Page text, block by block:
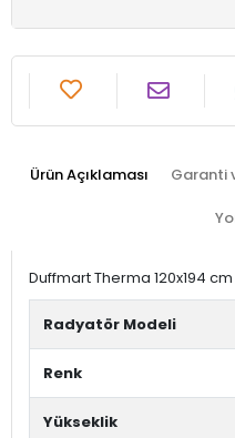
Ürün Açıklaması Garanti
Duffmart Therma 120x194
Radyatör Modeli
Renk
Yükseklik